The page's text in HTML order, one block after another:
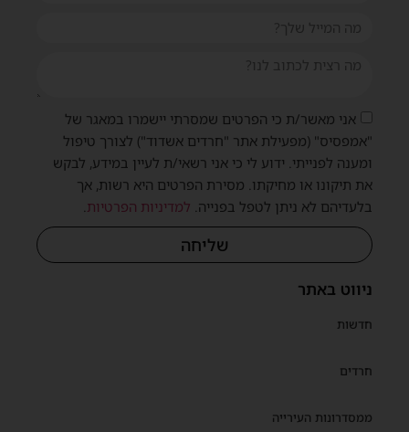
ניווט באתר
חדשות
חרדים
ממסדרונות העירייה
אני מאשר/ת כי הפרטים שמסרתי יישמרו במאגר של
"אמפסיס" (מפעילת אתר "חרדים אשדוד") לצורך טיפול
ומענה לפנייתי. ידוע לי כי אני רשאי/ת לעיין במידע, לבקש
את תיקונו או מחיקתו. מסירת הפרטים היא רשות, אך
בלעדיהם לא ניתן לטפל בפנייה. למדיניות הפרטיות.
שליחה